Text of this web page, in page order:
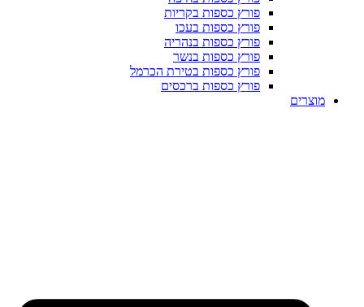
פורץ כספות בקריות
פורץ כספות בעכו
פורץ כספות בנהריה
פורץ כספות בנשר
פורץ כספות בטירת הכרמל
פורץ כספות ברכסים
מוצרים